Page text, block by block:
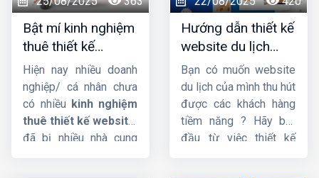
uy tín, cải thiện thứ
hạng tìm kiếm, từ đó
mở rộng quy mô kinh
doanh một cách bền
vững và hiệu quả.
Bật mí kinh nghiệm
thuê thiết kế
website chuẩn chỉ
và uy tín
Hiện nay nhiều doanh
nghiệp/ cá nhân chưa
có nhiều kinh nghiệm
thuê thiết kế website
đã bị nhiều nhà cung
Hướng dẫn thiết kế
website du lịch
đẹp và chuyên
nghiệp
Bạn có muốn website
du lịch của mình thu hút
được các khách hàng
tiềm năng ? Hãy bắt
đầu từ việc thiết kế